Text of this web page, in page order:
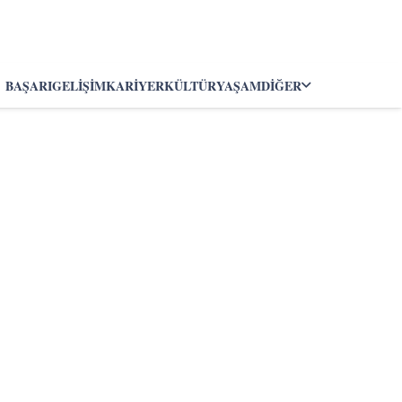
BAŞARIGELIŞIMKARIYERKÜLTÜRYAŞAMDIĞER